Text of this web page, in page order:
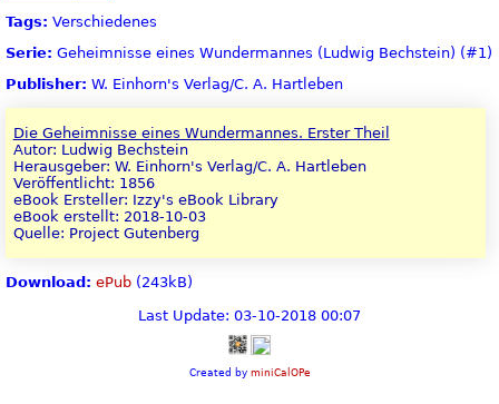
Tags: Verschiedenes
Serie: Geheimnisse eines Wundermannes (Ludwig Bechstein) (#1)
Publisher: W. Einhorn's Verlag/C. A. Hartleben
Die Geheimnisse eines Wundermannes. Erster Theil
Autor: Ludwig Bechstein
Herausgeber: W. Einhorn's Verlag/C. A. Hartleben
Veröffentlicht: 1856
eBook Ersteller: Izzy's eBook Library
eBook erstellt: 2018-10-03
Quelle: Project Gutenberg
Download: ePub (243kB)
Last Update: 03-10-2018 00:07
Created by miniCalOPe